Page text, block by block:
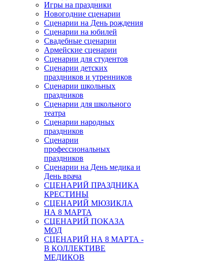
Игры на праздники
Новогодние сценарии
Сценарии на День рождения
Сценарии на юбилей
Свадебные сценарии
Армейские сценарии
Сценарии для студентов
Сценарии детских
праздников и утренников
Сценарии школьных
праздников
Сценарии для школьного
театра
Сценарии народных
праздников
Сценарии
профессиональных
праздников
Сценарии на День медика и
День врача
СЦЕНАРИЙ ПРАЗДНИКА
КРЕСТИНЫ
СЦЕНАРИЙ МЮЗИКЛА
НА 8 МАРТА
СЦЕНАРИЙ ПОКАЗА
МОД
СЦЕНАРИЙ НА 8 МАРТА -
В КОЛЛЕКТИВЕ
МЕДИКОВ